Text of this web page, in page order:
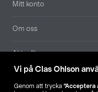
Vi på Clas Ohlson
Genom att trycka ”Acceptera
Mitt konto
Om oss
Aktuellt